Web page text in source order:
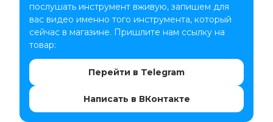
послушать инструмент вживую, запишем для
вас видео именно того инструмента, который
сейчас в магазине. Пришлите нам ссылку на
товар:
Перейти в Telegram
Написать в ВКонтакте